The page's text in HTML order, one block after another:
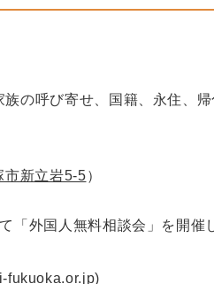
の呼び寄せ、国籍、永住、
市新立岩5-5）
外国人無料相談会」を開催
fukuoka.or.jp)